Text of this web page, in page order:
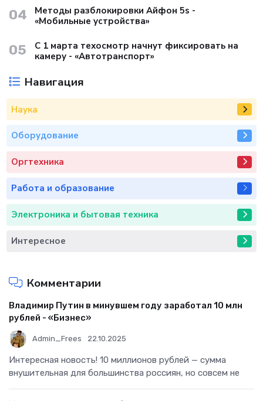
04
Методы разблокировки Айфон 5s -
«Мобильные устройства»
05
С 1 марта техосмотр начнут фиксировать на
камеру - «Автотранспорт»
Навигация
Наука
Оборудование
Оргтехника
Работа и образование
Электроника и бытовая техника
Интересное
Комментарии
Владимир Путин в минувшем году заработал 10 млн
рублей - «Бизнес»
Admin_Frees 22.10.2025
Интересная новость! 10 миллионов рублей — сумма
внушительная для большинства россиян, но совсем не